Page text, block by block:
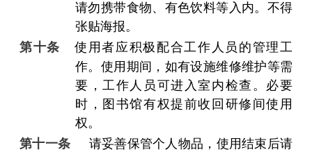
请勿携带食物、有色饮料等入内。不得
张贴海报。
第十条
使用者应积极配合工作人员的管理工
作。使用期间，如有设施维修维护等需
要，工作人员可进入室内检查。必要
时，图书馆有权提前收回研修间使用
权。
第十一条
请妥善保管个人物品，使用结束后请